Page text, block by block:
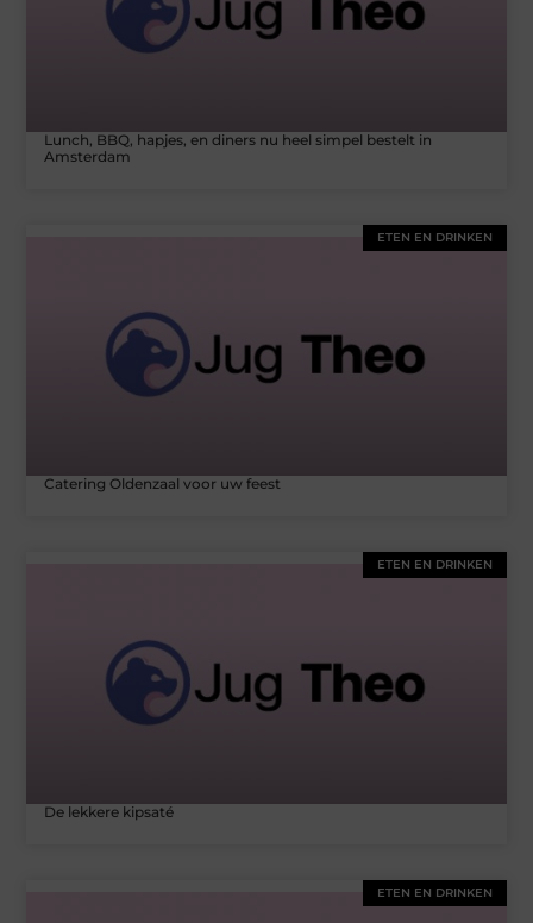
Lunch, BBQ, hapjes, en diners nu heel simpel bestelt in
Amsterdam
ETEN EN DRINKEN
Catering Oldenzaal voor uw feest
ETEN EN DRINKEN
De lekkere kipsaté
ETEN EN DRINKEN